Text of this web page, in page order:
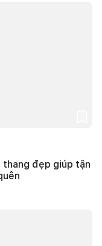
thang đẹp giúp tận